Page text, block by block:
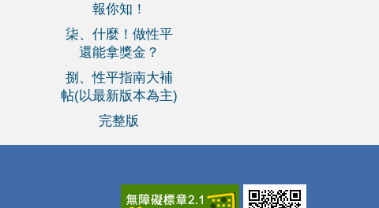
報你知！
柒、什麼！做性平
還能拿獎金？
捌、性平指南大補
帖(以最新版本為主)
完整版